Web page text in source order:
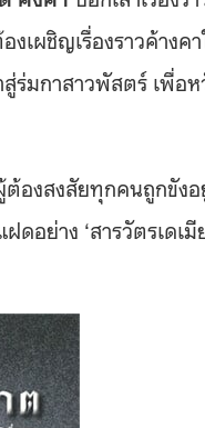
ผชิญเรื่องราวค้างค
ร่มกาสาวพัสตร์ เพื่อ
ต้องสงสัยทุกคนถูกขัง
ย่าง ‘สารวัตรเดเ